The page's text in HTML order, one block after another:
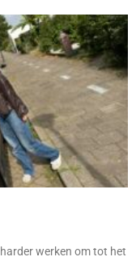
werken om tot het